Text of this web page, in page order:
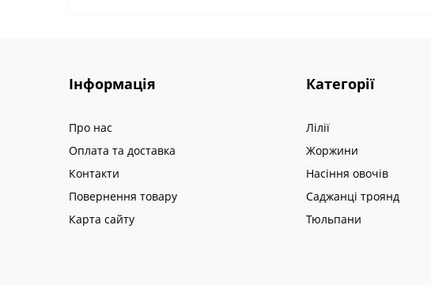
Інформація
Про нас
Оплата та доставка
Контакти
Повернення товару
Карта сайту
Категорії
Лілії
Жоржини
Насіння овочів
Саджанці троянд
Тюльпани